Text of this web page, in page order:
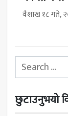
वैशाख १८ गते,
Search for:
छुटाउनुभयो